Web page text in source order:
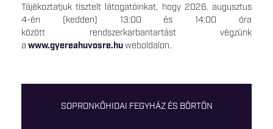
Tájékoztatjuk tisztelt látogatóinkat, hogy 2026. augusztus
4-én (kedden) 13:00 és 14:00 óra
között rendszerkarbantartást végzünk
a www.gyereahuvosre.huweboldalon.
SOPRONKŐHIDAI FEGYHÁZ ÉS BÖRTÖN